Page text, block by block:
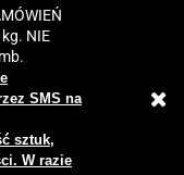
kg. NIE
SMS na
sztuk,
W razie